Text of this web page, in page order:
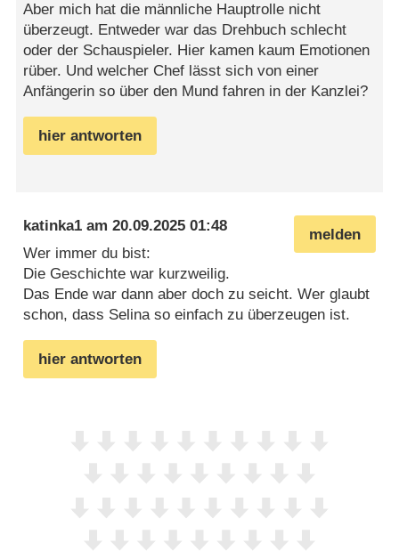
Aber mich hat die männliche Hauptrolle nicht
überzeugt. Entweder war das Drehbuch schlecht
oder der Schauspieler. Hier kamen kaum Emotionen
rüber. Und welcher Chef lässt sich von einer
Anfängerin so über den Mund fahren in der Kanzlei?
hier antworten
melden
katinka1 am20.09.2025 01:48
Wer immer du bist:
Die Geschichte war kurzweilig.
Das Ende war dann aber doch zu seicht. Wer glaubt
schon, dass Selina so einfach zu überzeugen ist.
hier antworten